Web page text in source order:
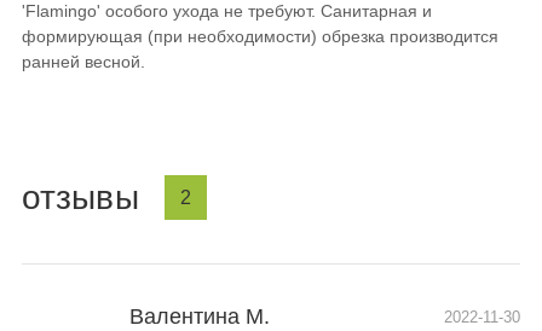
'Flamingo' особого ухода не требуют. Санитарная и
формирующая (при необходимости) обрезка производится
ранней весной.
отзывы 2
Валентина М. 2022-11-30